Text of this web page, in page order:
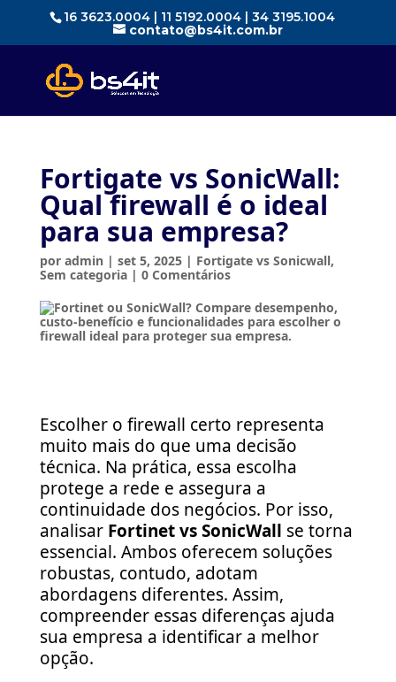
16 3623.0004 | 11 5192.0004 | 34 3195.1004
contato@bs4it.com.br
Fortigate vs SonicWall:
Qual firewall é o ideal
para sua empresa?
por admin | set 5, 2025| Fortigate vs Sonicwall,
Sem categoria| 0 Comentários
Escolher o firewall certo representa
muito mais do que uma decisão
técnica. Na prática, essa escolha
protege a rede e assegura a
continuidade dos negócios. Por isso,
analisar Fortinet vs SonicWall se torna
essencial. Ambos oferecem soluções
robustas, contudo, adotam
abordagens diferentes. Assim,
compreender essas diferenças ajuda
sua empresa a identificar a melhor
opção.